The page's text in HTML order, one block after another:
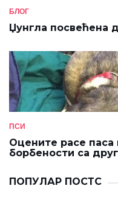
БЛОГ
Џунгла посвећена
ПСИ
Оцените расе паса
борбености са
ПОПУЛАР ПОСТС